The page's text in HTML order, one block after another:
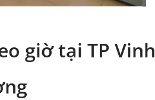
giờ tại TP Vinh